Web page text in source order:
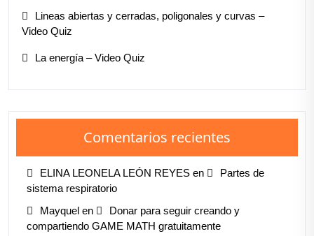
Lineas abiertas y cerradas, poligonales y curvas –
Video Quiz
La energía – Video Quiz
Comentarios recientes
ELINA LEONELA LEÓN REYES en
Partes de
sistema respiratorio
Mayquel en
Donar para seguir creando y
compartiendo GAME MATH gratuitamente